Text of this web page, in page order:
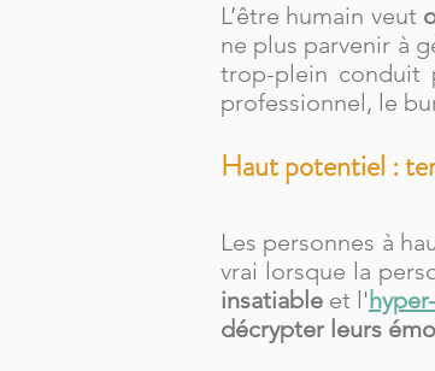
L’être humain veut
ne plus parvenir à
trop-plein conduit
professionnel, le
Haut potentiel :
Les personnes à
vrai lorsque la
insatiable et l'
décrypter leurs